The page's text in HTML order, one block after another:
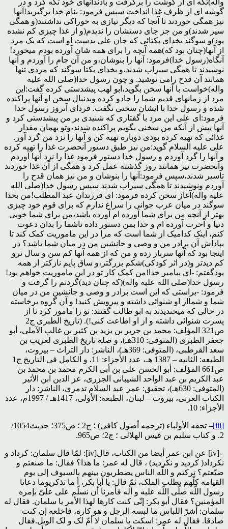
گوشه ای از ظرف غذا انداخت سپس فرمود: بنام خدا برگیرید!آنها
نیز همگی خوردند تا آنجا که دیگر نیازی به خوراکی نداشتند(و همگی
سیر شدند)و من جز جای دستشان را ندیدم(و از غذا چیزی کم نشده
بود)و سوگند بخدای یکتائی که جان علی بدست او است که یک مرد
از آنها(چنان بود که)همه آنچه را برای همه شان آورده بودم میخورد!
آنگاه(رسول خدا)فرمود: آنها را بنوشان،و من آن جام را آوردم و آنها
نوشیدند تا همگی سیراب شدند،و بخدای یکتا سوگند که مردی تنها
همانند آن قدح رامی نوشید. و چون رسول خدا(صلی الله علیه
واله)خواست با آنها سخن بگوید،ابو لهب پیشدستی کرده گفت:این
مرد از زمانهای قدیم شما را جادو کرده وبدنبال سخن او آنها پراکنده
شده و رسول خدا با ایشان سخنی نگفت. فردای آنروز رسول خدا
فرمود:ای علی این مرد با گفتاری که شنیدی بر من پیشدستی کرد و
آنها پیش از آنکه من سخنی بگویم پراکنده شدند،وتو بهمان مقدار
غذائی که تهیه کرده بودی دوباره تهیه کن و آنها را نزد من گرد آور.
علی علیه السلام گوید:من نیز طبق دستور آنحضرت غذا را تهیه کرده
و آنها را گرد آوردم و رسول خدا دستور فرمود غذا را نزد آنها آوردم
وآنحضرت نیز همانند روز گذشته عمل کرد و همگی از آن غذا خوردند
تاسیر شدند،سپس فرمود:آنها را بنوشان و من نیز همان قدح را
آوردم ونوشیدند تا همگی سیراب شدند سپس رسول خدا(صلی الله
علیه واله)آغاز سخن کرده فرمود: ای فرزندان عبد المطلب!من بخدا
سوگند در میان عرب جوانی را سراغ ندارم که برای قوم خود چیزی
بهتر از آنچه من برای شما آورده ام آورده باشد،من برای شما خوبی
دنیا و آخرت آورده ام و خدا بمن دستور داده تاشما را بدان دعوت
کنم، اینک کدامیک از شما است که مرا در این ماموریت کمک کند تا
بپاداش آن برادر من و وصی و جانشین من در میان شما باشد؟ در
اینجا بود که آنها سرباز زده و من که از همه آنها کم سن و سال ترو
کم دیدتر و(در اثر کودکی)شکم بزرگتر،و ساق پایم نازکتر از همه
بودگفتم: -ای پیامبر خدا!من کمک کار تو در این ماموریت خواهم بود!
رسول خدا(صلی الله علیه واله)(که چنان دید)گردنم را گرفت و
فرمود: -براستی که این است برادر و وصی و جانشین من در میان
شما و شمااز او شنوائی داشته و پیرویش کنید! و آن گروه برخاسته
در حالی که میخندیدند به ابو طالب گفتند: تو را مامور کرد تا از
پسرت شنوائی داشته و از او اطاعت کنی!). (تاریخ الطبری ج2
ص321 المؤلف: محمد بن جریر بن یزید بن کثیر بن غالب الآملی، أبو
جعفر الطبری (المتوفى: 310هـ)، و صله تاریخ الطبری لعریب بن
سعد القرطبی، (المتوفى: 369هـ)، الناشر: دار التراث – بیروت،
الطبعه: الثانیه – 1387 هـ، عدد الأجزاء: 11. و الکامل فی التاریخ ج1
ص661 المؤلف: أبو الحسن علی بن أبی الکرم محمد بن محمد بن
عبد الکریم بن عبد الواحد الشیبانی الجزری، عز الدین ابن الأثیر
(المتوفى: 630هـ)، تحقیق: عمر عبد السلام تدمری، الناشر: دار
الکتاب العربی، بیروت – لبنان، الطبعه: الأولى، 1417هـ / 1997م، عدد
الأجزاء: 10.
[iii]
– تحفه الأولیاء (ترجمه أصول کافى) ؛ ج‏2 ؛ ص375؛ حدیث1054/
2. و کتاب سلیم بن قیس الهلالی ؛ ج‏2؛ ص965.
-[iv] عن ابن عمر أیضا من الکتاب، قال‏[iv]: لمّا قال سلمان: کرداد و
نکرداد( کردید و نکردید) ، قال له عمر: ما هذا؟ فقال: ما صنعتم و
ضیّعتم‏؟ ترکتم و اللّه الناس یضطربون بینهم بالسیوف إلى یوم
القیامه کلّهم یطلب الملک، ثمّ قال: یا أبا بکر، أ ما تذکریوما دعانا
رسول اللّه صلّى اللّه علیه و آله فأمرنا أن نسلّم‏ على علیّ بإمره
المؤمنین؟ فقال أبو بکر: إنّی کنت کارها لهذا الأمر یا سلمان. فقال له
سلمان: أشرّ اللباس ما لبسه الرجل و هو کاره، فاخلعه إن کنت
صادقا. فقال له عمر: اسکت یا سلمان لا أمّ لک و لک الویل‏.فقال